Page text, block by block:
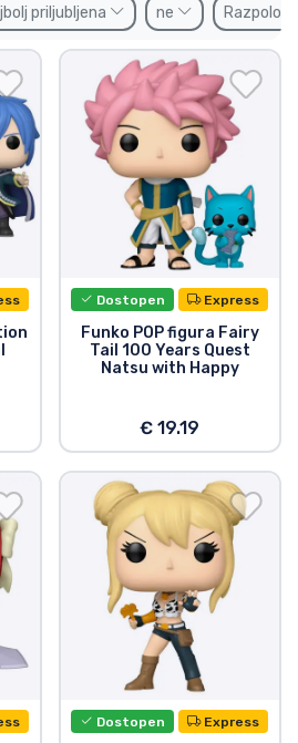
priljubljena ne
Dostopen Express
Funko POP figura Fairy
Tail 100 Years Quest
Natsu with Happy
€ 19.19
Dostopen Express